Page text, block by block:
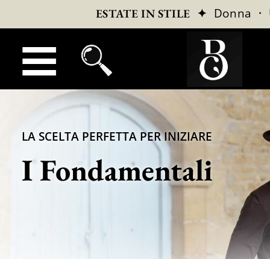
ESTATE IN STILE ✦ Donna ·
LA SCELTA PERFETTA PER INIZIARE
I Fondamentali